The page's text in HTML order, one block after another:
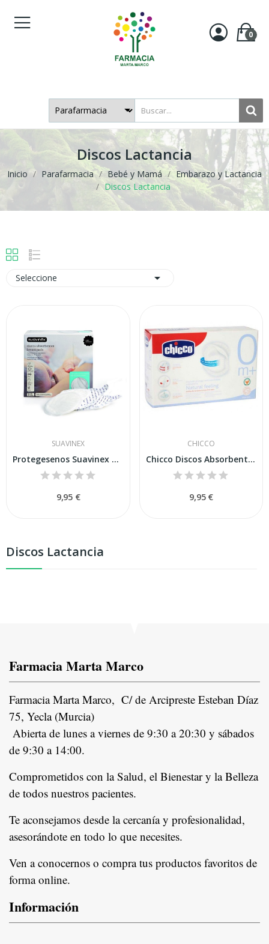
0
Discos Lactancia
Inicio Parafarmacia Bebé y Mamá
Embarazo y Lactancia
Discos Lactancia
Discos Lactancia
Seleccione 
SUAVINEX
Protegesenos Suavinex Natur60
9,95 €
CHICCO
Chicco Discos Absorbentes Lactancia 60uds
9,95 €
Farmacia Marta Marco
Farmacia Marta Marco, C/ de Arcipreste Esteban Díaz
75, Yecla (Murcia)
Abierta de lunes a viernes de 9:30 a 20:30 y sábados
de 9:30 a 14:00.
Comprometidos con la Salud, el Bienestar y la Belleza
de todos nuestros pacientes.
Te aconsejamos desde la cercanía y profesionalidad,
asesorándote en todo lo que necesites.
Ven a conocernos o compra tus productos favoritos de
forma online.
Información